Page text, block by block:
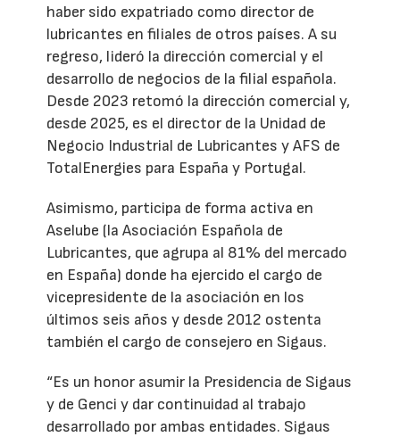
haber sido expatriado como director de
lubricantes en filiales de otros países. A su
regreso, lideró la dirección comercial y el
desarrollo de negocios de la filial española.
Desde 2023 retomó la dirección comercial y,
desde 2025, es el director de la Unidad de
Negocio Industrial de Lubricantes y AFS de
TotalEnergies para España y Portugal.
Asimismo, participa de forma activa en
Aselube (la Asociación Española de
Lubricantes, que agrupa al 81% del mercado
en España) donde ha ejercido el cargo de
vicepresidente de la asociación en los
últimos seis años y desde 2012 ostenta
también el cargo de consejero en Sigaus.
“Es un honor asumir la Presidencia de Sigaus
y de Genci y dar continuidad al trabajo
desarrollado por ambas entidades. Sigaus